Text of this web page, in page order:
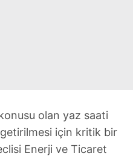
olan yaz saati
getirilmesi için kritik bir
Enerji ve Ticaret